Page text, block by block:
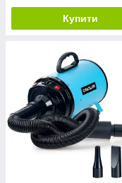
Купити